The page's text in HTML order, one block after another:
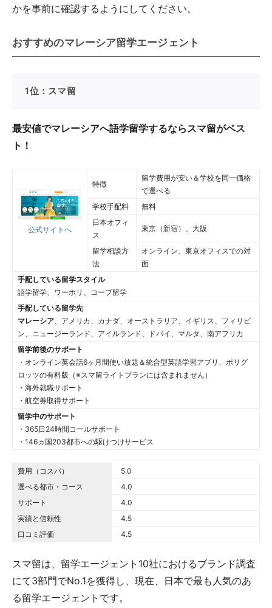
かを事前に確認するようにしてください。
おすすめのマレーシア留学エージェント
1位：スマ留
最安値でマレーシアへ語学留学するならスマ留がベス
ト！
公式サイトへ
特徴
留学費用が安い＆学校を同一価格
で選べる
学校手配料
無料
日本オフィ
ス
東京（新宿）、大阪
留学相談方
法
オンライン、東京オフィスでの対
面
手配している留学スタイル
語学留学、ワーホリ、コープ留学
手配している留学先
マレーシア 、アメリカ、カナダ、オーストラリア、イギリス、フィリピ
ン、ニュージーランド、アイルランド、ドバイ、マルタ、南アフリカ
留学前後のサポート
・オンライン英会話6ヶ月間使い放題＆統合型英語学習アプリ、ポリグ
ロッツの有料版（※スマ留ライトプランには含まれません）
・海外就職サポート
・航空券取得サポート
留学中のサポート
・365日24時間コールサポート
・146ヵ国203都市への駆けつけサービス
費用（コスパ） 5.0 out of 5.0 stars
5.0
選べる都市・コース
4.0 out of 5.0 stars
4.0
サポート
4.0 out of 5.0 stars
4.0
実績と信頼性
4.5 out of 5.0 stars
4.5
口コミ評価
4.5 out of 5.0 stars
4.5
スマ留は、留学エージェント10社におけるブランド調査
にて3部門でNo.1を獲得し、現在、日本で最も人気のあ
る留学エージェントです。